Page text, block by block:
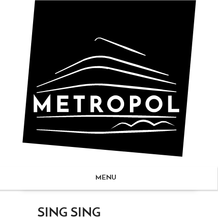
MENU
SING SING